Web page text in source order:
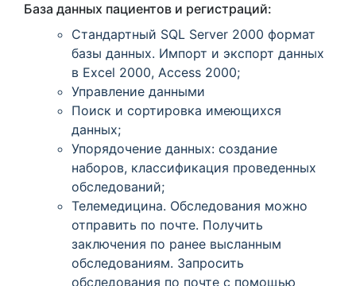
База данных пациентов и регистраций:
Стандартный SQL Server 2000 формат
базы данных. Импорт и экспорт данных
в Excel 2000, Access 2000;
Управление данными
Поиск и сортировка имеющихся
данных;
Упорядочение данных: создание
наборов, классификация проведенных
обследований;
Телемедицина. Обследования можно
отправить по почте. Получить
заключения по ранее высланным
обследованиям. Запросить
обследования по почте с помощью